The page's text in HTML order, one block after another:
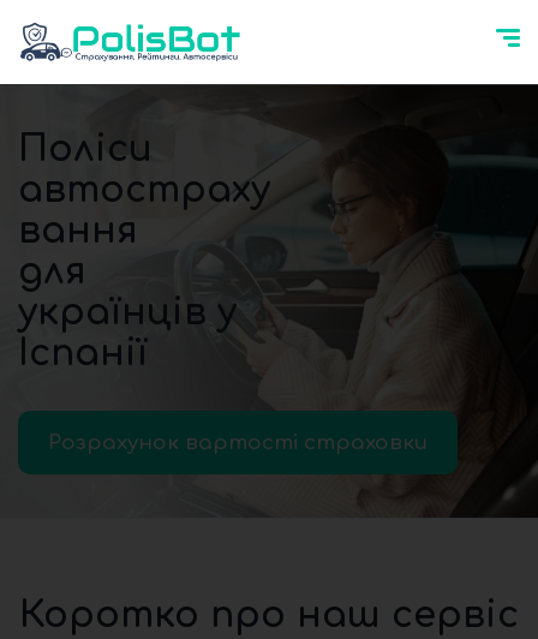
Поліси
автостраху
вання
для
українців у
Іспанії
Розрахунок вартості страховки
Коротко про наш сервіс